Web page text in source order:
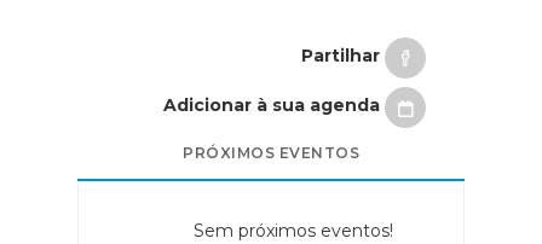
Partilhar
Adicionar à sua agenda
PRÓXIMOS EVENTOS
Sem próximos eventos!